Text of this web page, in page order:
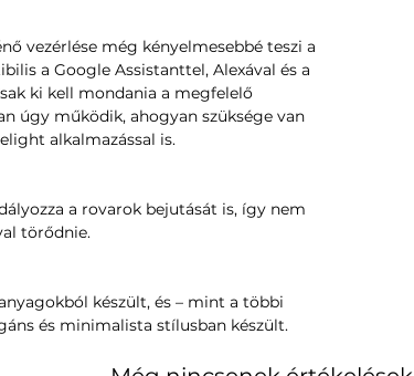
vezérlése még kényelmesebbé teszi a
a Google Assistanttel, Alexával és a
ki kell mondania a megfelelő
úgy működik, ahogyan szüksége van
alkalmazással is.
a rovarok bejutását is, így nem
törődnie.
készült, és – mint a többi
és minimalista stílusban készült.